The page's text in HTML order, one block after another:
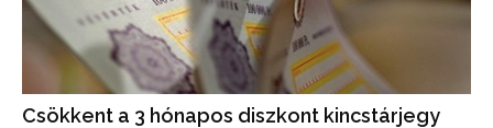
Csökkent a 3 hónapos diszkont kincstárjegy